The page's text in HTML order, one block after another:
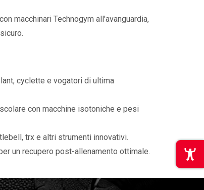
macchinari Technogym all'avanguardia,
cyclette e vogatori di ultima
con macchine isotoniche e pesi
trx e altri strumenti innovativi.
un recupero post-allenamento ottimale.